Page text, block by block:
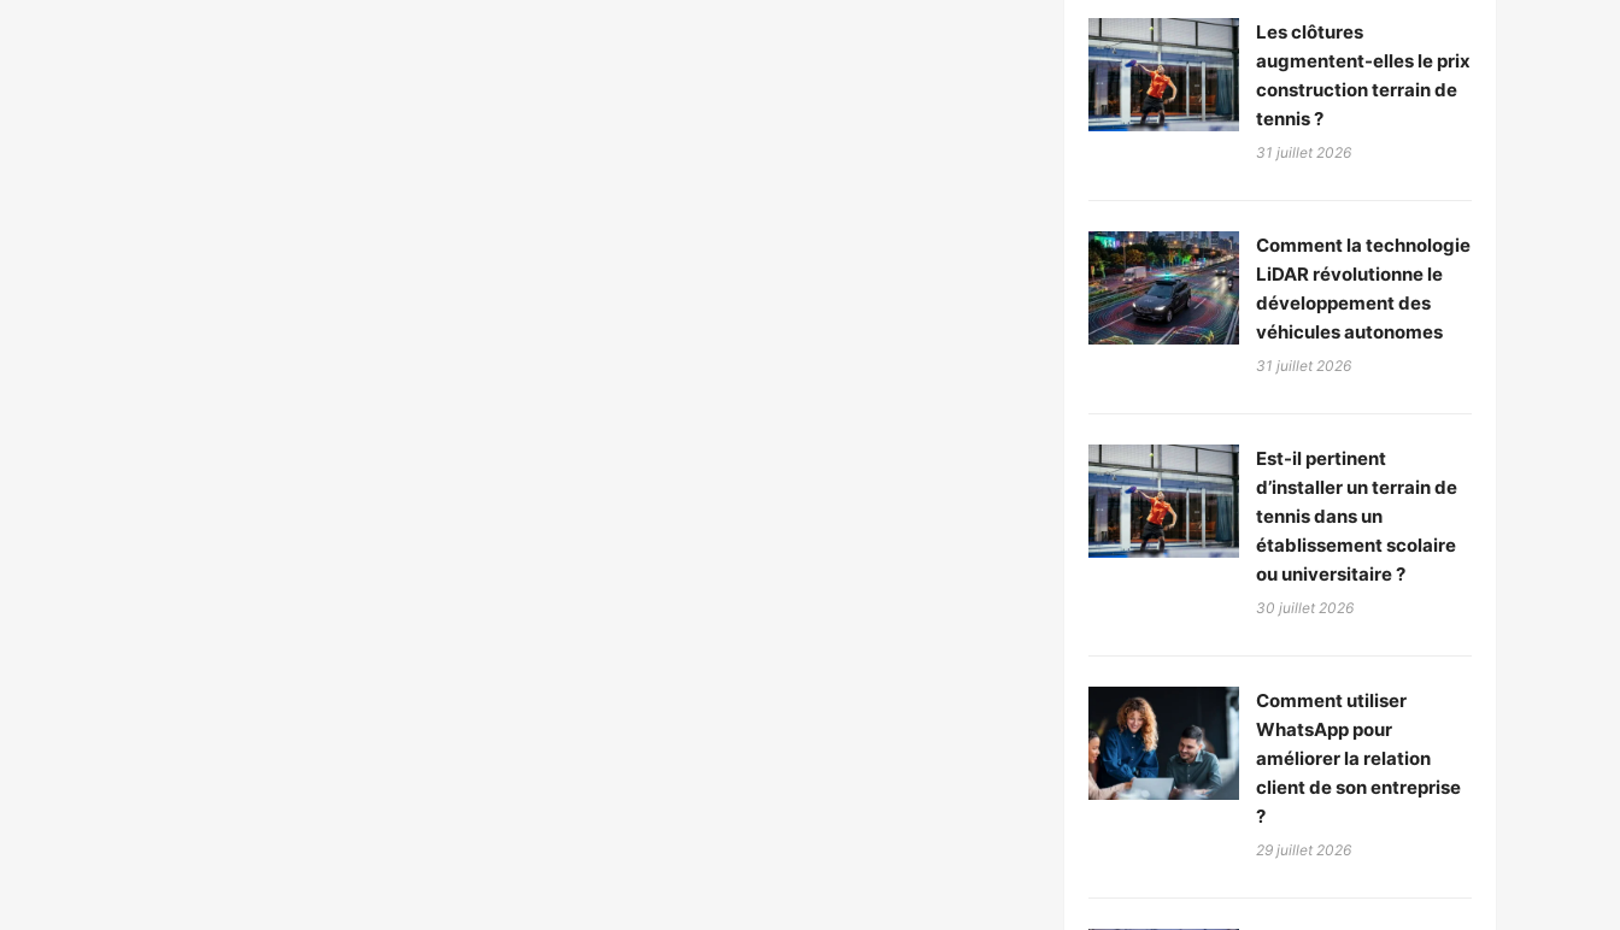
Les clôtures
augmentent-elles le prix
construction terrain de
tennis ?
31 juillet 2026
Comment la technologie
LiDAR révolutionne le
développement des
véhicules autonomes
31 juillet 2026
Est-il pertinent
d’installer un terrain de
tennis dans un
établissement scolaire
ou universitaire ?
30 juillet 2026
Comment utiliser
WhatsApp pour
améliorer la relation
client de son entreprise
?
29 juillet 2026